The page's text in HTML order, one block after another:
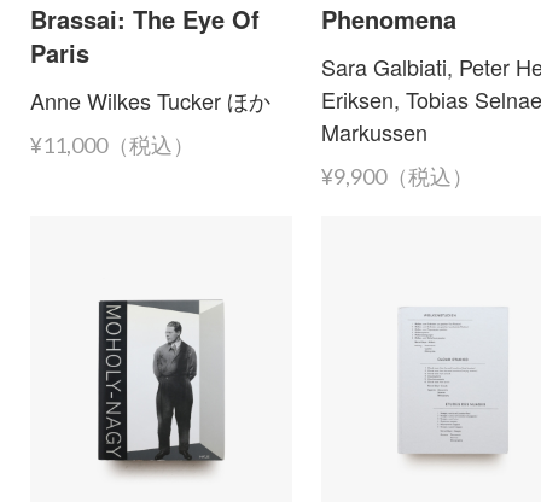
Brassai: The Eye Of
Paris
Anne Wilkes Tucker ほか
¥11,000（税込）
Phenomena
Sara Galbiati, Peter
Eriksen, Tobias
Markussen
¥9,900（税込）